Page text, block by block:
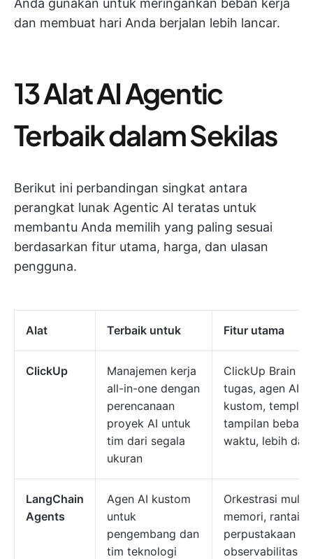
Anda gunakan untuk meringankan beban kerja
dan membuat hari Anda berjalan lebih lancar.
13 Alat AI Agentic
Terbaik dalam Sekilas
Berikut ini perbandingan singkat antara
perangkat lunak Agentic AI teratas untuk
membantu Anda memilih yang paling sesuai
berdasarkan fitur utama, harga, dan ulasan
pengguna.
Alat Terbaik untuk Fitur utama
ClickUp
Manajemen kerja
all-in-one dengan
perencanaan
proyek AI untuk
tim dari segala
ukuran
ClickUp Brain
tugas, agen AI
kustom, templat
tampilan beban
waktu, lebih
LangChain
Agents
Agen AI kustom
untuk
pengembang dan
tim teknologi
Orkestrasi
memori, rantai
perpustakaan
observabilitas